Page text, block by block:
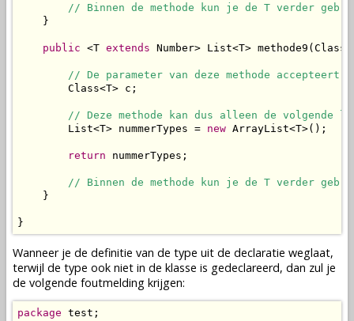
// Binnen de methode kun je de T verder
    }
public <T extends Number> List<T>
// De parameter van deze methode accepteert
        Class<T> c;
// Deze methode kan dus alleen de volgende
        List<T> nummerTypes =
new ArrayList<T>();
return nummerTypes;
// Binnen de methode kun je de T verder
    }
}
Wanneer je de definitie van de type uit de declaratie weglaat,
terwijl de type ook niet in de klasse is gedeclareerd, dan zul je
de volgende foutmelding krijgen:
package test;